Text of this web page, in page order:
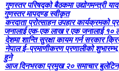
गुणस्तर परिषद्को बैठकमा उद्योगमन्त्री
गुणस्तर मापदण्ड स्वीकृत
करदाता प्रोत्साहन उपहार कार्यक्रमको
जनालाई एक-एक लाख र एक जनालाई १०
देशमा शान्ति सुरक्षा कायम गर्न सरकार
नेपाल ई–प्रमाणीकरण प्रणालीको
हुने
आज दिनभरका प्रमुख २० समाचार बुलेटिन